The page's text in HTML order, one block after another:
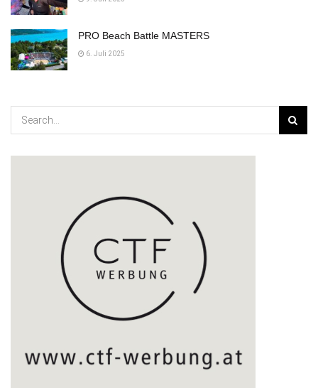
PRO Beach Battle MASTERS
6. Juli 2025